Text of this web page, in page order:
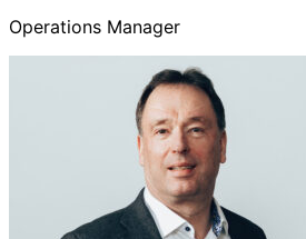
Operations Manager